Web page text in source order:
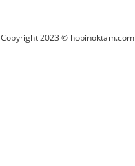
Copyright 2023 © hobinoktam.com